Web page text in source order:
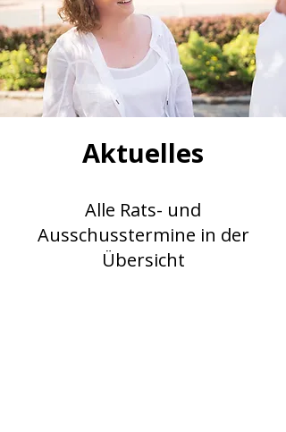
Aktuelles
Alle Rats- und
Ausschusstermine in der
Übersicht